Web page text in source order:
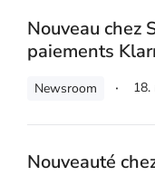
Nouveau chez
paiements
Newsroom 18.
Nouveauté